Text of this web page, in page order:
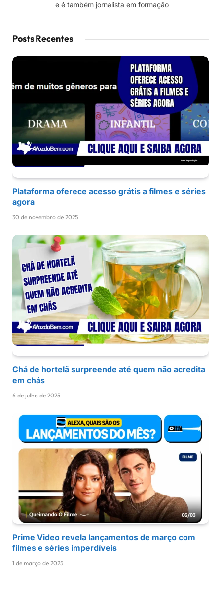
e é também jornalista em formação
Posts Recentes
Plataforma oferece acesso grátis a filmes e séries
agora
30 de novembro de 2025
Chá de hortelã surpreende até quem não acredita
em chás
6 de julho de 2025
Prime Video revela lançamentos de março com
filmes e séries imperdíveis
1 de março de 2025